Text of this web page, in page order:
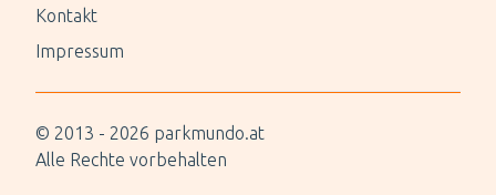
Kontakt
Impressum
© 2013 - 2026 parkmundo.at
Alle Rechte vorbehalten